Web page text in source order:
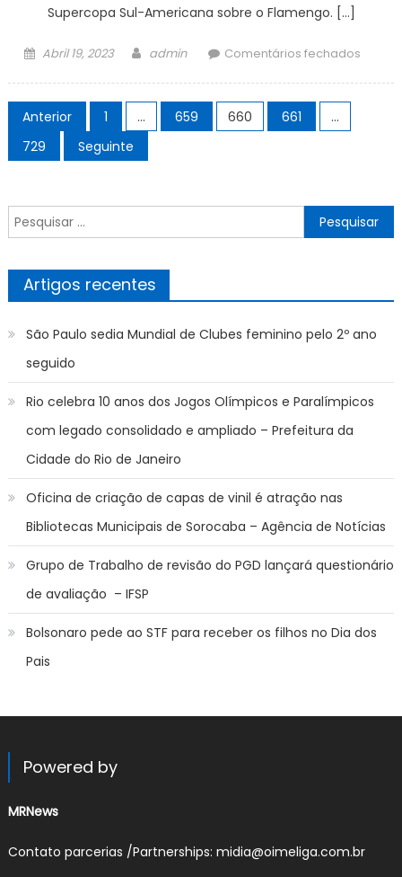
(19/04)
Supercopa Sul-Americana sobre o Flamengo. […]
Posted
Abril 19, 2023 Author
admin Comentários fechadosem
Sul-
(18/
E
Paginação
dos
conteúdos
Anterior 1 … 659 660 661
…
729
Seguinte
Pesquisar
por:
Artigos recentes
São Paulo sedia Mundial de Clubes feminino pelo 2º ano
seguido
Rio celebra 10 anos dos Jogos Olímpicos e Paralímpicos
com legado consolidado e ampliado – Prefeitura da
Cidade do Rio de Janeiro
Oficina de criação de capas de vinil é atração nas
Bibliotecas Municipais de Sorocaba – Agência de Notícias
Grupo de Trabalho de revisão do PGD lançará questionário
de avaliação – IFSP
Bolsonaro pede ao STF para receber os filhos no Dia dos
Pais
Powered by
MRNews
Contato parcerias /Partnerships: midia@oimeliga.com.br